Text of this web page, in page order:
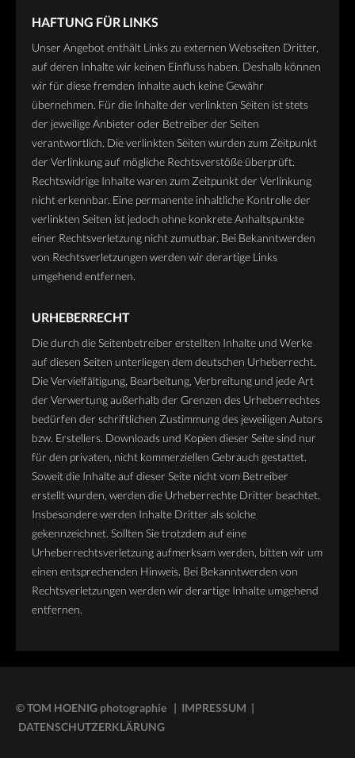
HAFTUNG FÜR LINKS
Unser Angebot enthält Links zu externen Webseiten Dritter,
auf deren Inhalte wir keinen Einfluss haben. Deshalb können
wir für diese fremden Inhalte auch keine Gewähr
übernehmen. Für die Inhalte der verlinkten Seiten ist stets
der jeweilige Anbieter oder Betreiber der Seiten
verantwortlich. Die verlinkten Seiten wurden zum Zeitpunkt
der Verlinkung auf mögliche Rechtsverstöße überprüft.
Rechtswidrige Inhalte waren zum Zeitpunkt der Verlinkung
nicht erkennbar. Eine permanente inhaltliche Kontrolle der
verlinkten Seiten ist jedoch ohne konkrete Anhaltspunkte
einer Rechtsverletzung nicht zumutbar. Bei Bekanntwerden
von Rechtsverletzungen werden wir derartige Links
umgehend entfernen.
URHEBERRECHT
Die durch die Seitenbetreiber erstellten Inhalte und Werke
auf diesen Seiten unterliegen dem deutschen Urheberrecht.
Die Vervielfältigung, Bearbeitung, Verbreitung und jede Art
der Verwertung außerhalb der Grenzen des Urheberrechtes
bedürfen der schriftlichen Zustimmung des jeweiligen Autors
bzw. Erstellers. Downloads und Kopien dieser Seite sind nur
für den privaten, nicht kommerziellen Gebrauch gestattet.
Soweit die Inhalte auf dieser Seite nicht vom Betreiber
erstellt wurden, werden die Urheberrechte Dritter beachtet.
Insbesondere werden Inhalte Dritter als solche
gekennzeichnet. Sollten Sie trotzdem auf eine
Urheberrechtsverletzung aufmerksam werden, bitten wir um
einen entsprechenden Hinweis. Bei Bekanntwerden von
Rechtsverletzungen werden wir derartige Inhalte umgehend
entfernen.
© TOM HOENIG photographie | IMPRESSUM |
DATENSCHUTZERKLÄRUNG